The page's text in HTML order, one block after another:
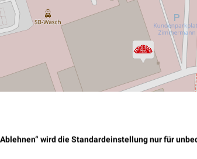
wird die Standardeinstellung nur für